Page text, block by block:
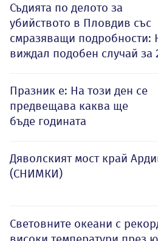
Съдията по делото за
убийството в Пловдив със
смразяващи подробности:
виждал подобен случай за
Празник е: На този ден се
предвещава каква ще
бъде годината
Дяволският мост край
(СНИМКИ)
Световните океани с